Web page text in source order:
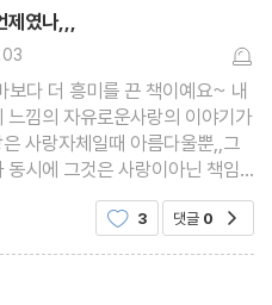
제였나,,,
다 더 흥미를 끈 책이예요~ 내
낌의 자유로운사랑의 이야기가
사랑자체일때 아름다울뿐,,그
시에 그것은 사랑이아닌 책임
책읽는 내내 대리만족을 하며 프
쳐본 느낌이예요^^
3 댓글 0